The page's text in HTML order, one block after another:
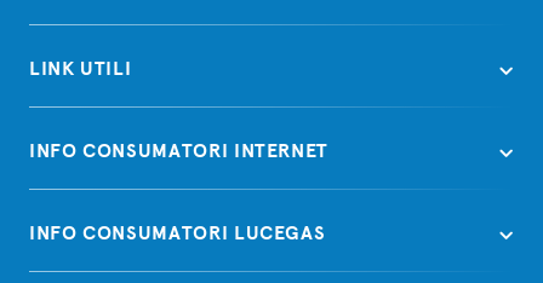
LINK UTILI
INFO CONSUMATORI INTERNET
INFO CONSUMATORI LUCEGAS